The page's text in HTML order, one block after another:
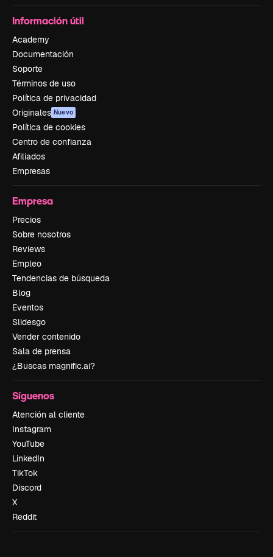
Información útil
Academy
Documentación
Soporte
Términos de uso
Política de privacidad
Originales Nuevo
Política de cookies
Centro de confianza
Afiliados
Empresas
Empresa
Precios
Sobre nosotros
Reviews
Empleo
Tendencias de búsqueda
Blog
Eventos
Slidesgo
Vender contenido
Sala de prensa
¿Buscas magnific.ai?
Síguenos
Atención al cliente
Instagram
YouTube
LinkedIn
TikTok
Discord
X
Reddit